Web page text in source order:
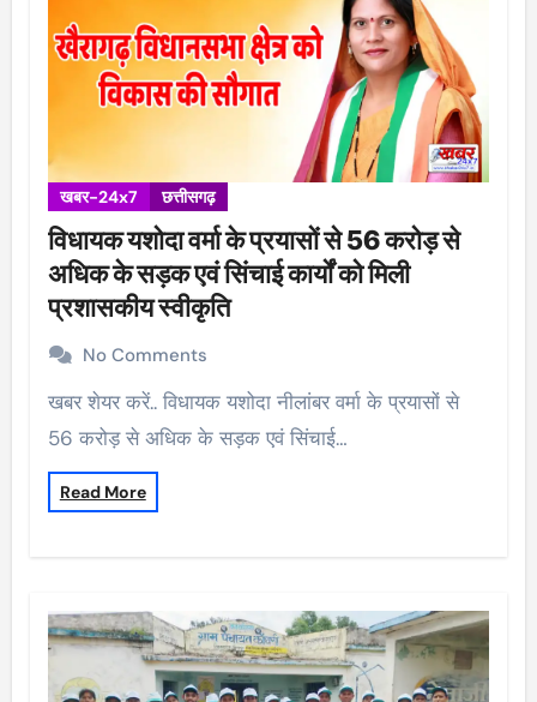
खबर-24x7 छत्तीसगढ़
विधायक यशोदा वर्मा के प्रयासों से 56 करोड़ से
अधिक के सड़क एवं सिंचाई कार्यों को मिली
प्रशासकीय स्वीकृति
No Comments
खबर शेयर करें.. विधायक यशोदा नीलांबर वर्मा के प्रयासों से
56 करोड़ से अधिक के सड़क एवं सिंचाई…
Read More